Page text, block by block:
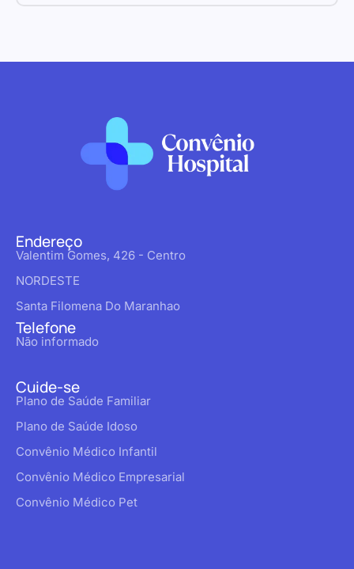
Endereço
Valentim Gomes, 426 - Centro
NORDESTE
Santa Filomena Do Maranhao
Telefone
Não informado
Cuide-se
Plano de Saúde Familiar
Plano de Saúde Idoso
Convênio Médico Infantil
Convênio Médico Empresarial
Convênio Médico Pet